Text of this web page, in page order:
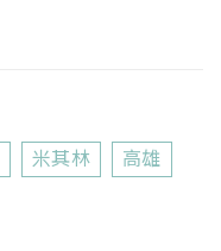
米其林
高雄